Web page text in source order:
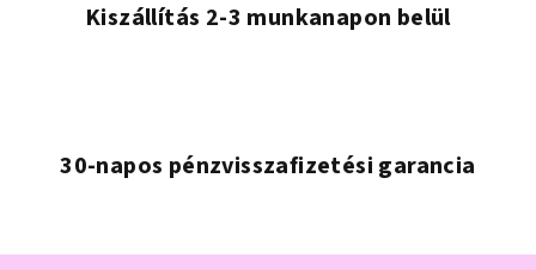
Kiszállítás 2-3 munkanapon belül
30-napos pénzvisszafizetési garancia